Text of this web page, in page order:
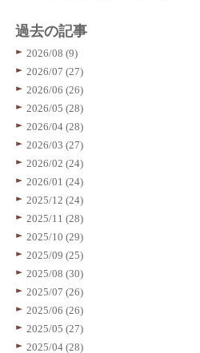
過去の記事
2026/08 (9)
2026/07 (27)
2026/06 (26)
2026/05 (28)
2026/04 (28)
2026/03 (27)
2026/02 (24)
2026/01 (24)
2025/12 (24)
2025/11 (28)
2025/10 (29)
2025/09 (25)
2025/08 (30)
2025/07 (26)
2025/06 (26)
2025/05 (27)
2025/04 (28)